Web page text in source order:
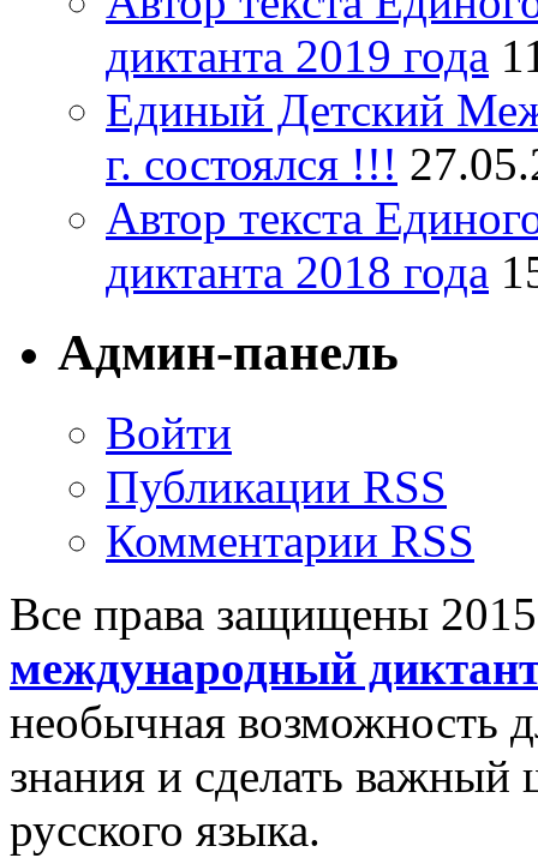
диктанта 2019 года
Единый Детский
г. состоялся !!!
Автор текста
диктанта 2018 года
Админ-панель
Войти
Публикации RSS
Комментарии RSS
Все права защищены
международный
необычная возможность
знания и сделать важный
русского языка.